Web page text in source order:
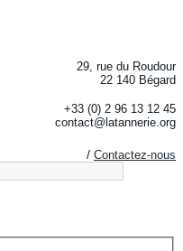
29, rue du Roudour
22 140 Bégard
+33 (0) 2 96 13 12 45
contact@latannerie.org
/ Contactez-nous